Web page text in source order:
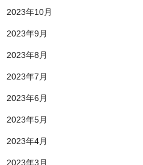
2023年10月
2023年9月
2023年8月
2023年7月
2023年6月
2023年5月
2023年4月
2023年3月